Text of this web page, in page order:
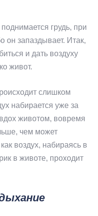
грудь, при
он запаздывает. Итак,
и дать воздуху
живот.
слишком
набирается уже за
животом, вовремя
чем может
воздух, набираясь в
в животе, проходит